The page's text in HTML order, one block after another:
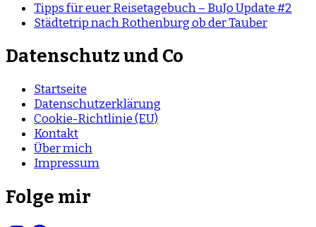
Tipps für euer Reisetagebuch – BuJo Update #2
Städtetrip nach Rothenburg ob der Tauber
Datenschutz und Co
Startseite
Datenschutzerklärung
Cookie-Richtlinie (EU)
Kontakt
Über mich
Impressum
Folge mir